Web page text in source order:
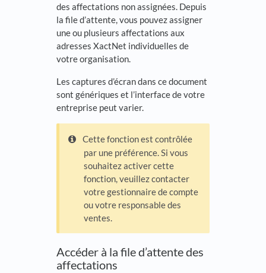
des affectations non assignées. Depuis
la file d’attente, vous pouvez assigner
une ou plusieurs affectations aux
adresses XactNet individuelles de
votre organisation.
Les captures d’écran dans ce document
sont génériques et l’interface de votre
entreprise peut varier.
Cette fonction est contrôlée
par une préférence. Si vous
souhaitez activer cette
fonction, veuillez contacter
votre gestionnaire de compte
ou votre responsable des
ventes.
Accéder à la file d’attente des
affectations